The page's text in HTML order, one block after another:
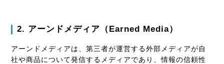
2. アーンドメディア（Earned Media）
アーンドメディアは、第三者が運営する外部メディアが自
社や商品について発信するメディアであり、情報の信頼性